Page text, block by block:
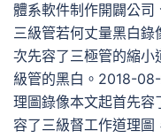
體系軟件制作開闢公
三級管若何丈量黑白
次先容了三極管的縮小
級管的黑白。2018-
理圖錄像本文起首先容
容了三級督工作道理圖